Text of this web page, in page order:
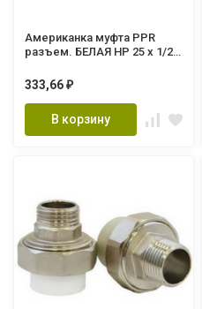
Американка муфта PPR
разъем. БЕЛАЯ НР 25 х 1/2"
333,66 ₽
В корзину